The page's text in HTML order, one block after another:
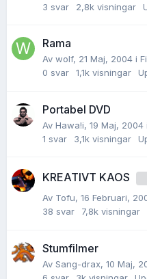
3 svar 2,8k visningar
Rama
Av wolf, 21 Maj, 2004 i
0 svar 1,1k visningar
Portabel DVD
Av Hawa!i, 19 Maj, 2004 i
1 svar 3,1k visningar
KREATIVT KAOS
Av Tofu, 16 Februari,
38 svar 7,8k visningar
Stumfilmer
Av Sang-drax, 10 Maj,